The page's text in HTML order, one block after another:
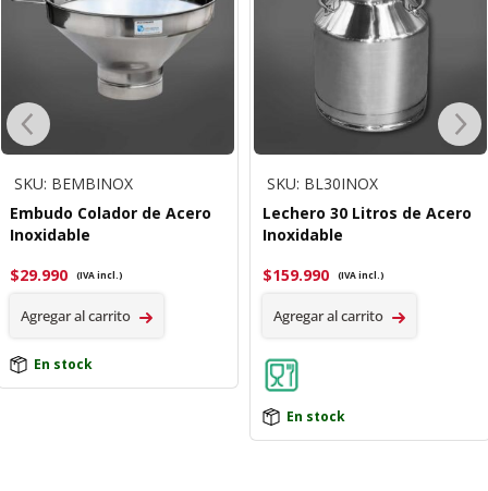
SKU: BEMBINOX
Embudo Colador de Acero
Inoxidable
$29.990 (IVA incl.)
Agregar al carrito
En stock
SKU: BL30INOX
Lechero 30 Litros de Acero
Inoxidable
$159.990 (IVA incl.)
Agregar al carrito
En stock